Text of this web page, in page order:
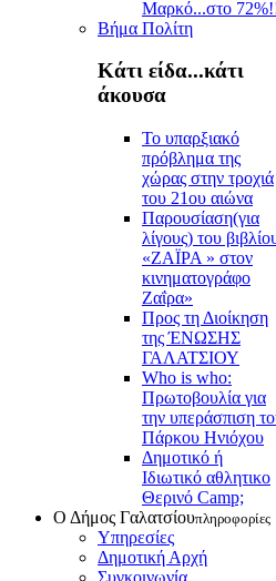
Μαρκό...στο
Βήμα Πολίτη
Κάτι είδα...κάτι
άκουσα
Το υπαρξιακό
πρόβλημα της
χώρας στην τροχιά
του 21ου αιώνα
Παρουσίαση(για
λίγους) του
«ΖΑΪΡΑ » στον
κινηματογράφο
Ζαΐρα»
Προς τη Διοίκηση
της ΈΝΩΣΗΣ
ΓΑΛΑΤΣΙΟΥ
Who is who:
Πρωτοβουλία για
την υπεράσπιση
Πάρκου Ηνιόχου
Δημοτικό ή
Ιδιωτικό αθλητικο
Θερινό Camp;
Ο Δήμος Γαλατσίουπληροφορίες
Υπηρεσίες
Δημοτική Αρχή